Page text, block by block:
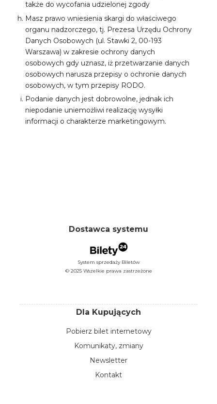
także do wycofania udzielonej zgody
Masz prawo wniesienia skargi do właściwego
organu nadzorczego, tj. Prezesa Urzędu Ochrony
Danych Osobowych (ul. Stawki 2, 00-193
Warszawa) w zakresie ochrony danych
osobowych gdy uznasz, iż przetwarzanie danych
osobowych narusza przepisy o ochronie danych
osobowych, w tym przepisy RODO.
Podanie danych jest dobrowolne, jednak ich
niepodanie uniemożliwi realizację wysyłki
informacji o charakterze marketingowym.
Dostawca systemu
System sprzedaży Biletów
© 2025 Wszelkie prawa zastrzeżone
Dla Kupujących
Pobierz bilet internetowy
Komunikaty, zmiany
Newsletter
Kontakt